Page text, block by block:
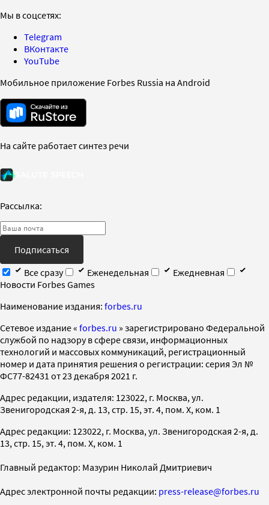
Мы в соцсетях:
Telegram
ВКонтакте
YouTube
Мобильное приложение Forbes Russia на Android
На сайте работает синтез речи
Рассылка:
Подписаться
Все сразу
Еженедельная
Ежедневная
Новости Forbes Games
Наименование издания: forbes.ru
Cетевое издание « forbes.ru » зарегистрировано Федеральной
службой по надзору в сфере связи, информационных
технологий и массовых коммуникаций, регистрационный
номер и дата принятия решения о регистрации: серия Эл №
ФС77-82431 от 23 декабря 2021 г.
Адрес редакции, издателя: 123022, г. Москва, ул.
Звенигородская 2-я, д. 13, стр. 15, эт. 4, пом. X, ком. 1
Адрес редакции: 123022, г. Москва, ул. Звенигородская 2-я, д.
13, стр. 15, эт. 4, пом. X, ком. 1
Главный редактор: Мазурин Николай Дмитриевич
Адрес электронной почты редакции: press-release@forbes.ru